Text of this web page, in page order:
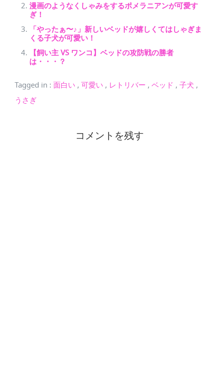
漫画のようなくしゃみをするポメラニアンが可愛す
ぎ！
「やったぁ〜♪」新しいベッドが嬉しくてはしゃぎま
くる子犬が可愛い！
【飼い主 VS ワンコ】ベッドの攻防戦の勝者
は・・・？
Tagged in : 面白い , 可愛い , レトリバー , ベッド , 子犬 ,
うさぎ
コメントを残す